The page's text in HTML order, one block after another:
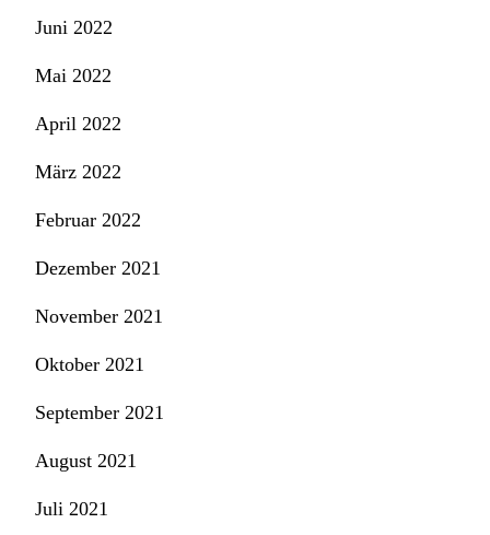
Juni 2022
Mai 2022
April 2022
März 2022
Februar 2022
Dezember 2021
November 2021
Oktober 2021
September 2021
August 2021
Juli 2021